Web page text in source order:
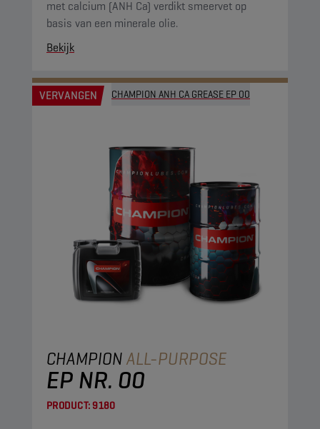
met calcium (ANH Ca) verdikt smeervet op
basis van een minerale olie.
Bekijk
VERVANGEN CHAMPION ANH CA GREASE EP 00
CHAMPIONALL-PURPOSE
EP NR. 00
PRODUCT:9180